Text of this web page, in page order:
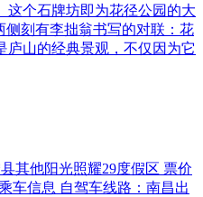
这个石牌坊即为花径公园的大
侧刻有李拙翁书写的对联：花
庐山的经典景观，不仅因为它
其他阳光照耀29度假区 票价
车信息 自驾车线路：南昌出